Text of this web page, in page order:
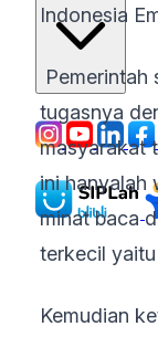
Indonesia
Pemerintah
tugasnya
masyarakat
ini hanyalah
minat baca
terkecil
Kemudian